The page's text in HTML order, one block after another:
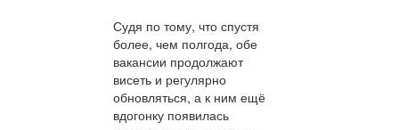
Судя по тому, что спустя
более, чем полгода, обе
вакансии продолжают
висеть и регулярно
обновляться, а к ним ещё
вдогонку появилась